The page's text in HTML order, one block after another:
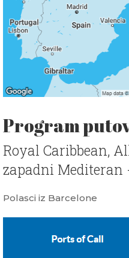
Program
Royal Caribbean,
zapadni Mediteran
Polasci iz Barcelone